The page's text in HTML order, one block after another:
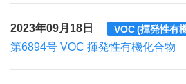
2023年09月18日 VOC (揮発性有
第6894号 VOC 揮発性有機化合物